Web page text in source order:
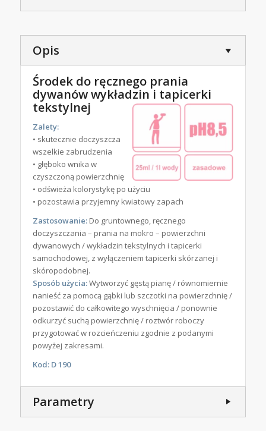
Opis
Środek do ręcznego prania
dywanów wykładzin i tapicerki
tekstylnej
Zalety:
• skutecznie doczyszcza
wszelkie zabrudzenia
• głęboko wnika w
czyszczoną powierzchnię
• odświeża kolorystykę po użyciu
• pozostawia przyjemny kwiatowy zapach
Zastosowanie:Do gruntownego, ręcznego
doczyszczania – prania na mokro – powierzchni
dywanowych / wykładzin tekstylnych i tapicerki
samochodowej, z wyłączeniem tapicerki skórzanej i
skóropodobnej.
Sposób użycia:Wytworzyć gęstą pianę / równomiernie
nanieść za pomocą gąbki lub szczotki na powierzchnię /
pozostawić do całkowitego wyschnięcia / ponownie
odkurzyć suchą powierzchnię / roztwór roboczy
przygotować w rozcieńczeniu zgodnie z podanymi
powyżej zakresami.
Kod: D 190
Parametry